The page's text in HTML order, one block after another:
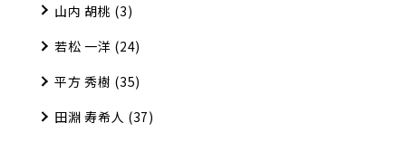
山内 胡桃 (3)
若松 一洋 (24)
平方 秀樹 (35)
田淵 寿希人 (37)